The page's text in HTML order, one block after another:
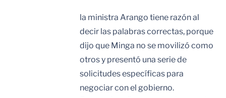
la ministra Arango tiene razón al
decir las palabras correctas, porque
dijo que Minga no se movilizó como
otros y presentó una serie de
solicitudes específicas para
negociar con el gobierno.